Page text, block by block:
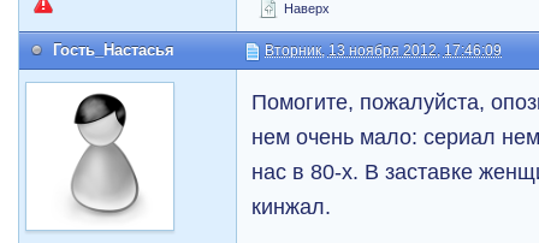
Наверх
Гость_Настасья Вторник, 13 ноября 2012, 17:46:09
Помогите, пожалуйста,
нем очень мало: сериал
нас в 80-х. В заставке
кинжал.